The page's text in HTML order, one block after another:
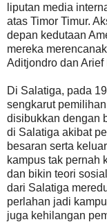
liputan media
atas Timor Timur.
depan kedutaan
mereka
Aditjondro dan Arief
Di Salatiga, pada
sengkarut
disibukkan dengan
di Salatiga akibat
besaran serta
kampus tak pernah
dan bikin teori
dari Salatiga
perlahan jadi
juga kehilangan